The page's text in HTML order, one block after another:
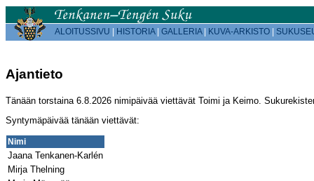
ALOITUSSIVU HISTORIA| GALLERIA| KUVA-ARKISTO
Ajantieto
Tänään torstaina 6.8.2026 nimipäivää viettävät Toimi ja Keimo.
Syntymäpäivää tänään viettävät:
Nimi
Jaana Tenkanen-Karlén
Mirja Thelning